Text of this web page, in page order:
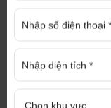
TÍCH: 6.000 M2, SP:
3,7 USD/M2